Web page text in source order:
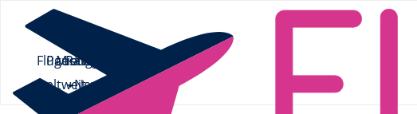
Flüge
weltweit
Pauschalreisen
Mietwagen
Ratgeber
Flüge
News
Flüge.de»
Djerba